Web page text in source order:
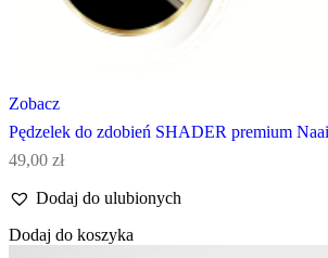
Zobacz
Pędzelek do zdobień SHADER premium
49,00 zł
Dodaj do ulubionych
Dodaj do koszyka